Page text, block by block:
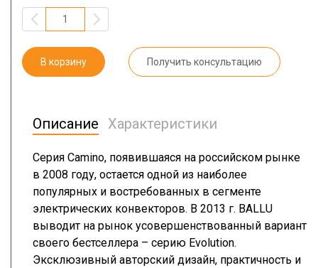
В корзину Получить консультацию
Описание Характеристики
Серия Camino, появившаяся на российском рынке
в 2008 году, остается одной из наиболее
популярных и востребованных в сегменте
электрических конвекторов. В 2013 г. BALLU
выводит на рынок усовершенствованный вариант
своего бестселлера – серию Evolution.
Эксклюзивный авторский дизайн, практичность и